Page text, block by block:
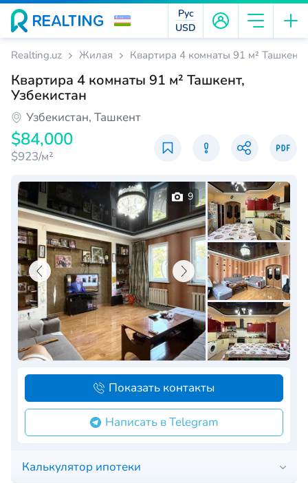
Рус
USD
Realting.uz Жилая Квартира 4 комнаты 91 м² Ташкент,
Квартира 4 комнаты 91 м² Ташкент,
Узбекистан
Узбекистан, Ташкент
$84,000
$923/м²
Калькулятор ипотеки
9
Написать в Telegram
Показать контакты